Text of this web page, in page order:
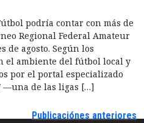
podría contar con más de
Regional Federal Amateur
de agosto. Según los
el ambiente del fútbol local y
por el portal especializado
—una de las ligas […]
Publicaciónes anteriores